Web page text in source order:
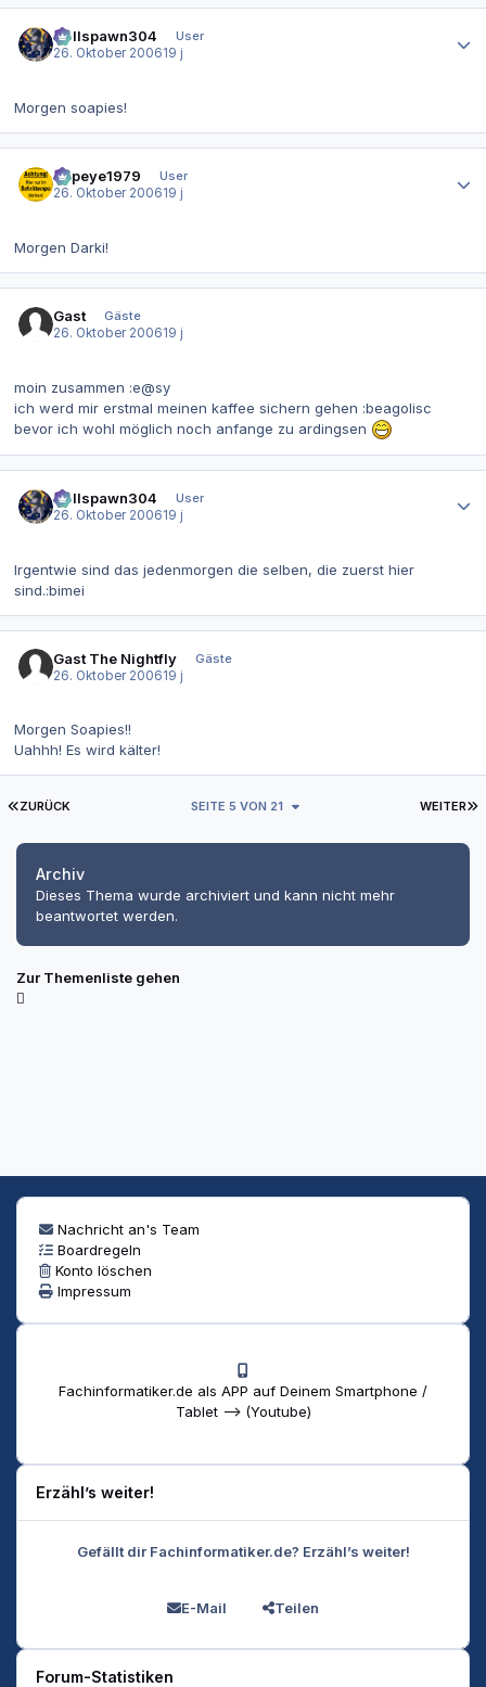
Hellspawn304
User
26. Oktober 200619 j
Morgen soapies!
Popeye1979
User
26. Oktober 200619 j
Morgen Darki!
Gast
Gäste
26. Oktober 200619 j
moin zusammen :e@sy
ich werd mir erstmal meinen kaffee sichern gehen :beagolisc
bevor ich wohl möglich noch anfange zu ardingsen
Hellspawn304
User
26. Oktober 200619 j
Irgentwie sind das jedenmorgen die selben, die zuerst hier
sind.:bimei
Gast The Nightfly
Gäste
26. Oktober 200619 j
Morgen Soapies!!
Uahhh! Es wird kälter!
ERSTE SEITE
ZURÜCK WEITER
SEITE 5 VON 21
Archiv
Dieses Thema wurde archiviert und kann nicht mehr
beantwortet werden.
Zur Themenliste gehen
Nachricht an's Team
Boardregeln
Konto löschen
Impressum
Fachinformatiker.de als APP auf Deinem Smartphone /
Tablet --> (Youtube)
Erzähl’s weiter!
Gefällt dir Fachinformatiker.de? Erzähl’s weiter!
E-Mail Teilen
Forum-Statistiken